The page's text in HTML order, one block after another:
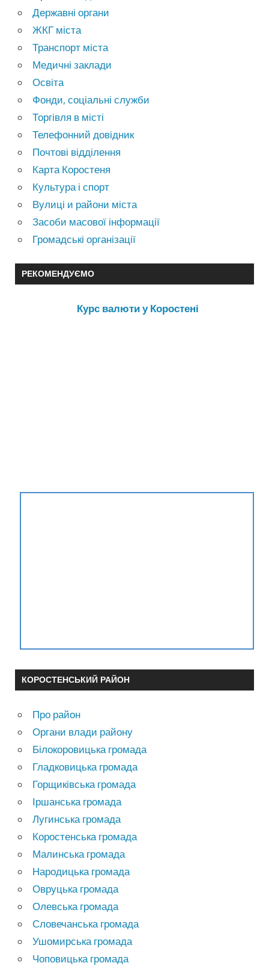
Державні органи
ЖКГ міста
Транспорт міста
Медичні заклади
Освіта
Фонди, соціальні служби
Торгівля в місті
Телефонний довідник
Почтові відділення
Карта Коростеня
Культура і спорт
Вулиці и райони міста
Засоби масової інформації
Громадські організації
РЕКОМЕНДУЄМО
Курс валюти у Коростені
КОРОСТЕНСЬКИЙ РАЙОН
Про район
Органи влади району
Білокоровицька громада
Гладковицька громада
Горщиківська громада
Іршанська громада
Лугинська громада
Коростенська громада
Малинська громада
Народицька громада
Овруцька громада
Олевська громада
Словечанська громада
Ушомирська громада
Чоповицька громада